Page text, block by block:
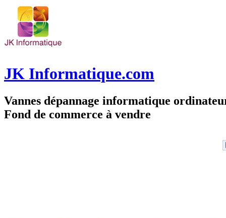
JK Informatique.com
Vannes dépannage informatique
Fond de commerce à vendre